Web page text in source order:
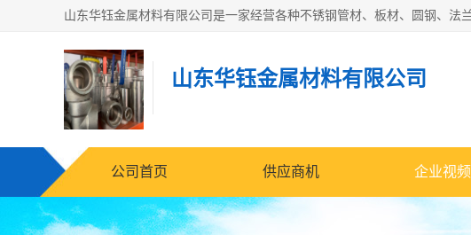
山东华钰金属材料有限公司
公司首页 供应商机 企业视频